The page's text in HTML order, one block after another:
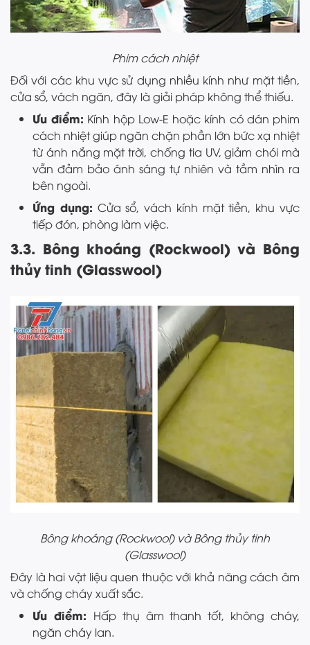
Phim cách nhiệt
Đối với các khu vực sử dụng nhiều kính như mặt tiền,
cửa sổ, vách ngăn, đây là giải pháp không thể thiếu.
Ưu điểm: Kính hộp Low-E hoặc kính có dán phim
cách nhiệt giúp ngăn chặn phần lớn bức xạ nhiệt
từ ánh nắng mặt trời, chống tia UV, giảm chói mà
vẫn đảm bảo ánh sáng tự nhiên và tầm nhìn ra
bên ngoài.
Ứng dụng: Cửa sổ, vách kính mặt tiền, khu vực
tiếp đón, phòng làm việc.
3.3. Bông khoáng (Rockwool) và Bông
thủy tinh (Glasswool)
Bông khoáng (Rockwool) và Bông thủy tinh
(Glasswool)
Đây là hai vật liệu quen thuộc với khả năng cách âm
và chống cháy xuất sắc.
Ưu điểm: Hấp thụ âm thanh tốt, không cháy,
ngăn cháy lan.